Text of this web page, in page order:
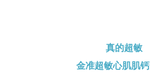
真的超敏
金准超敏心肌肌